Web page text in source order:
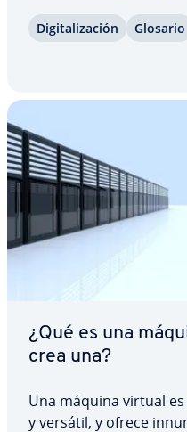
Unicode? Aquí te
Di­gi­ta­li­za­ción Glosario
¿Qué es una
crea una?
Una máquina virtual
y versátil, y ofrece